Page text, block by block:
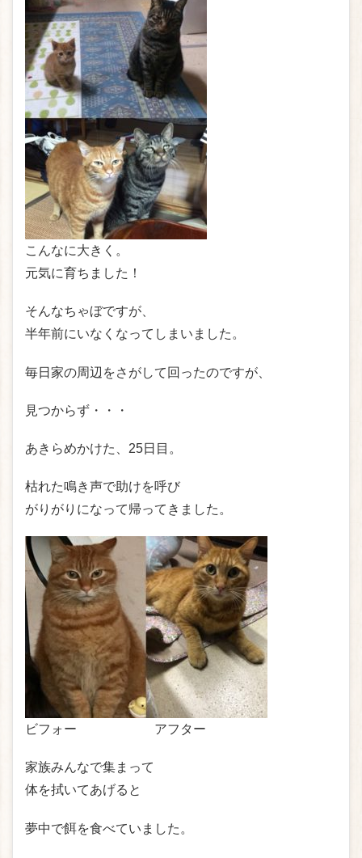
こんなに大きく。
元気に育ちました！
そんなちゃぼですが、
半年前にいなくなってしまいました。
毎日家の周辺をさがして回ったのですが、
見つからず・・・
あきらめかけた、25日目。
枯れた鳴き声で助けを呼び
がりがりになって帰ってきました。
ビフォー アフター
家族みんなで集まって
体を拭いてあげると
夢中で餌を食べていました。